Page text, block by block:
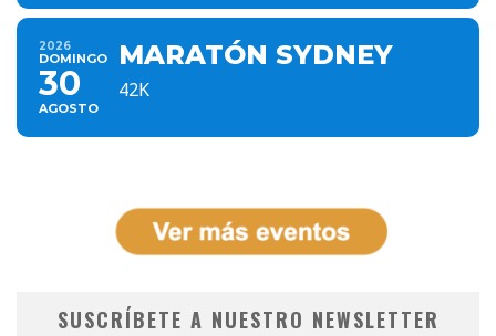
2026
DOMINGO
30
AGOSTO
MARATÓN SYDNEY
42K
SUSCRÍBETE A NUESTRO NEWSLETTER